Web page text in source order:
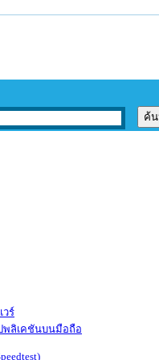
ร์
พลิเคชันบนมือถือ